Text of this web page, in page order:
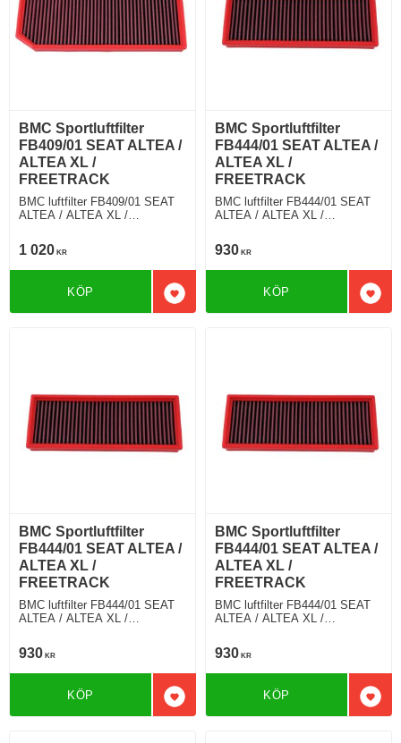
BMC Sportluftfilter
FB409/01 SEAT ALTEA /
ALTEA XL /
FREETRACK
BMC luftfilter FB409/01 SEAT
ALTEA / ALTEA XL /
1 020 KR
Lägg till i favoriter
KÖP
BMC Sportluftfilter
FB444/01 SEAT ALTEA /
ALTEA XL /
FREETRACK
BMC luftfilter FB444/01 SEAT
ALTEA / ALTEA XL /
930 KR
KÖP
BMC Sportluftfilter
FB444/01 SEAT ALTEA /
ALTEA XL /
FREETRACK
BMC luftfilter FB444/01 SEAT
ALTEA / ALTEA XL /
930 KR
Lägg till i favoriter
KÖP
BMC Sportluftfilter
FB444/01 SEAT ALTEA /
ALTEA XL /
FREETRACK
BMC luftfilter FB444/01 SEAT
ALTEA / ALTEA XL /
930 KR
KÖP